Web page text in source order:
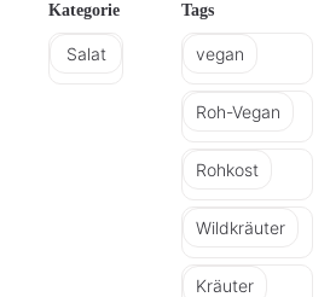
Kategorie
Salat
Tags
vegan
Roh-Vegan
Rohkost
Wildkräuter
Kräuter